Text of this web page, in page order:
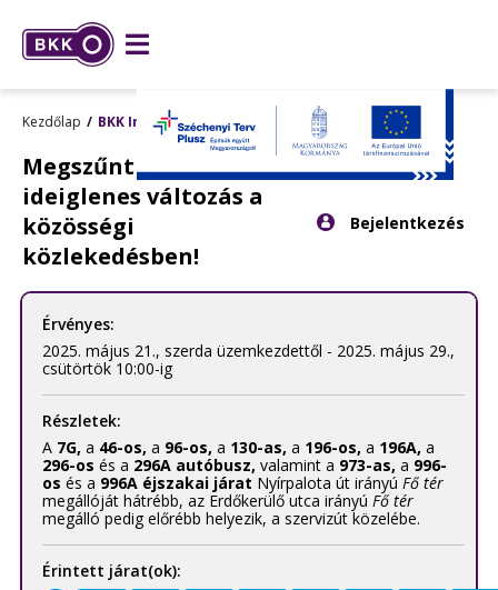
Kezdőlap BKK Info
Megszűnt egy
ideiglenes változás a
közösségi
közlekedésben!
Bejelentkezés
ide
panel
Érvényes:
2025. május 21., szerda üzemkezdettől - 2025. május 29.,
csütörtök 10:00-ig
Részletek:
A 7G, a 46-os, a 96-os, a 130-as, a 196-os, a 196A, a
296-os és a 296A autóbusz, valamint a 973-as, a 996-
os és a 996A éjszakai járat Nyírpalota út irányú Fő tér
megállóját hátrébb, az Erdőkerülő utca irányú Fő tér
megálló pedig előrébb helyezik, a szervizút közelébe.
Érintett járat(ok):